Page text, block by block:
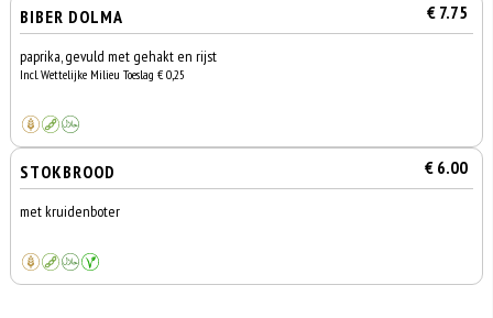
BIBER DOLMA € 7.75
paprika, gevuld met gehakt en rijst
Incl. Wettelijke Milieu Toeslag € 0,25
STOKBROOD € 6.00
met kruidenboter